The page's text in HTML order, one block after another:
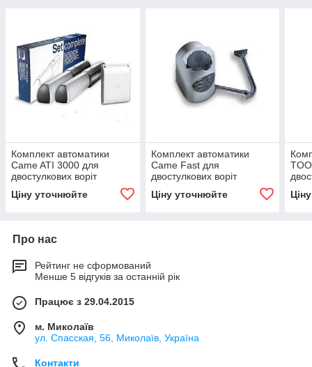
Комплект автоматики
Came ATI 3000 для
двостулкових воріт
Ціну уточнюйте
Комплект автоматики
Came Fast для
двостулкових воріт
Ціну уточнюйте
Про нас
Рейтинг не сформований
Менше 5 відгуків за останній рік
Працює з 29.04.2015
м. Миколаїв
ул. Спасская, 56, Миколаїв, Україна
Контакти